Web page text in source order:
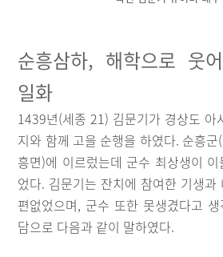
순흥삼하, 해학으로 웃
일화
1439년(세종 21) 김문기가 경상도 아
지와 함께 고을 순행을 하였다. 순흥
흥면)에 이르렀는데 군수 최상생이
었다. 김문기는 잔치에 참여한 기생과
편없었으며, 군수 또한 못생겼다고
담으로 다음과 같이 말하였다.